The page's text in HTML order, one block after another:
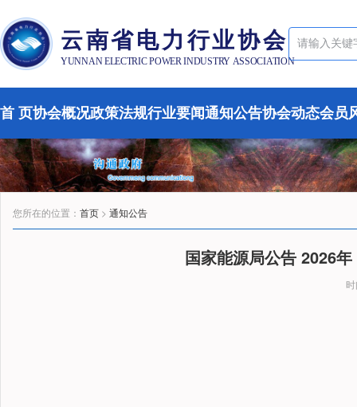
云南省电力行业协会
YUNNAN ELECTRIC POWER INDUSTRY ASSOCIATION
首 页协会概况政策法规行业要闻通知公告协会动态会员
您所在的位置： 首页 > 通知公告
国家能源局公告 2026